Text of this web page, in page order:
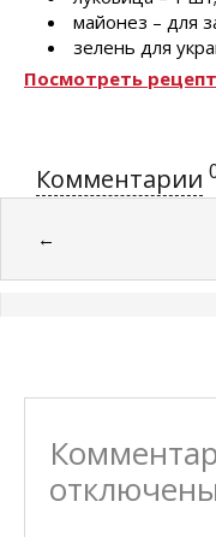
майонез – для
зелень для
Посмотреть
Комментарии
←